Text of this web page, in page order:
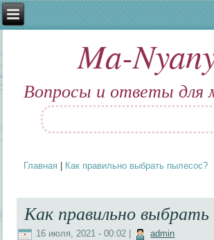
Ma-
Вопросы и ответы для
Вы здесь
Главная| Как правильно выбрать пылесос?
Как правильно
16 июля, 2021 - 00:02 admin